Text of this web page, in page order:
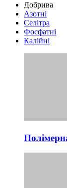
Добрива
Азотні
Селітра
Фосфатні
Калійні